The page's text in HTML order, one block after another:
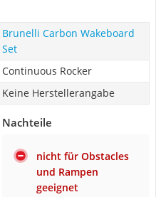
Brunelli Carbon Wakeboard
Set
Continuous Rocker
Keine Herstellerangabe
Nachteile
nicht für Obstacles
und Rampen
geeignet